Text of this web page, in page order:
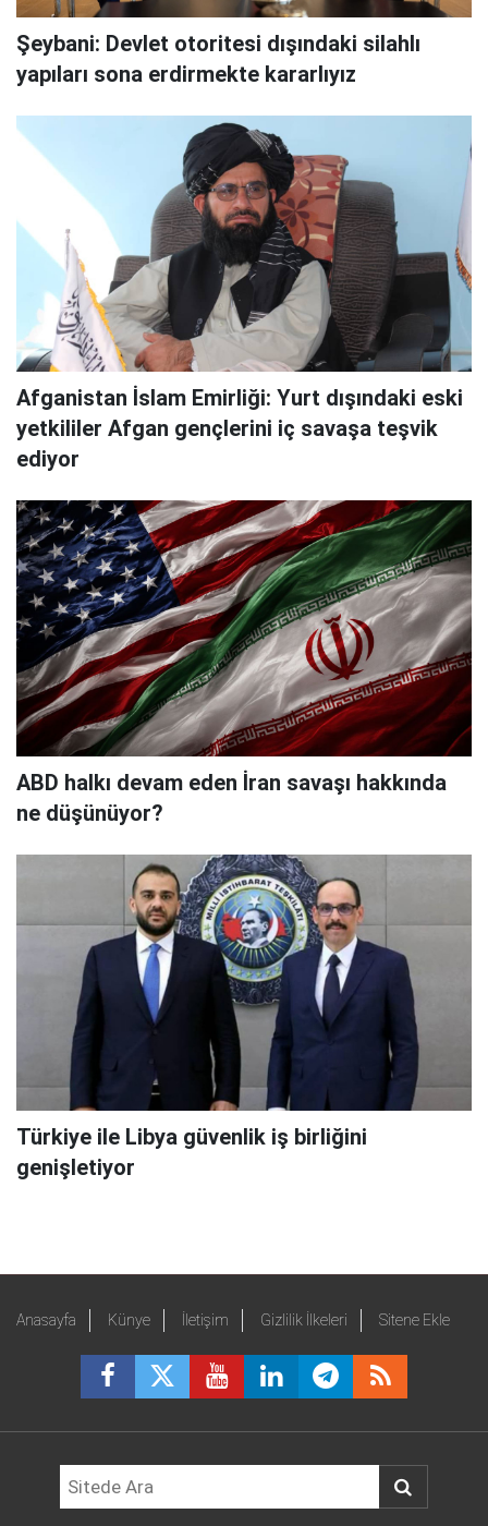
Şeybani: Devlet otoritesi dışındaki silahlı
yapıları sona erdirmekte kararlıyız
Afganistan İslam Emirliği: Yurt dışındaki eski
yetkililer Afgan gençlerini iç savaşa teşvik
ediyor
ABD halkı devam eden İran savaşı hakkında
ne düşünüyor?
Türkiye ile Libya güvenlik iş birliğini
genişletiyor
Anasayfa Künye İletişim Gizlilik İlkeleri Sitene Ekle